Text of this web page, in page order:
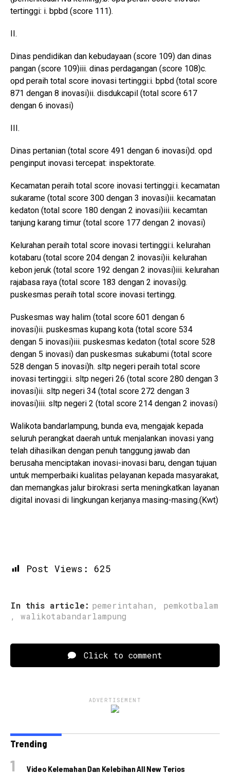
tertinggi: i. bpbd (score 111).
II.
Dinas pendidikan dan kebudayaan (score 109) dan dinas
pangan (score 109)iii. dinas perdagangan (score 108)c.
opd peraih total score inovasi tertinggi:i. bpbd (total score
871 dengan 8 inovasi)ii. disdukcapil (total score 617
dengan 6 inovasi)
III.
Dinas pertanian (total score 491 dengan 6 inovasi)d. opd
penginput inovasi tercepat: inspektorate.
Kecamatan peraih total score inovasi tertinggi:i. kecamatan
sukarame (total score 300 dengan 3 inovasi)ii. kecamatan
kedaton (total score 180 dengan 2 inovasi)iii. kecamtan
tanjung karang timur (total score 177 dengan 2 inovasi)
Kelurahan peraih total score inovasi tertinggi:i. kelurahan
kotabaru (total score 204 dengan 2 inovasi)ii. kelurahan
kebon jeruk (total score 192 dengan 2 inovasi)iii. kelurahan
rajabasa raya (total score 183 dengan 2 inovasi)g.
puskesmas peraih total score inovasi tertingg.
Puskesmas way halim (total score 601 dengan 6
inovasi)ii. puskesmas kupang kota (total score 534
dengan 5 inovasi)iii. puskesmas kedaton (total score 528
dengan 5 inovasi) dan puskesmas sukabumi (total score
528 dengan 5 inovasi)h. sltp negeri peraih total score
inovasi tertinggi:i. sltp negeri 26 (total score 280 dengan 3
inovasi)ii. sltp negeri 34 (total score 272 dengan 3
inovasi)iii. sltp negeri 2 (total score 214 dengan 2 inovasi)
Walikota bandarlampung, bunda eva, mengajak kepada
seluruh perangkat daerah untuk menjalankan inovasi yang
telah dihasilkan dengan penuh tanggung jawab dan
berusaha menciptakan inovasi-inovasi baru, dengan tujuan
untuk memperbaiki kualitas pelayanan kepada masyarakat,
dan memangkas jalur birokrasi serta meningkatkan layanan
digital inovasi di lingkungan kerjanya masing-masing.(Kwt)
Post Views: 625
In this article: pemerintahan, pemkotbalam
, walikotabandarlampung
Click to comment
ADVERTISEMENT
Trending
Video Kelemahan Dan Kelebihan All New Terios